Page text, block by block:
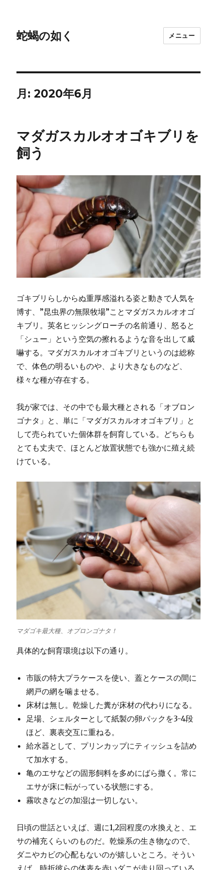
蛇蝎の如く メニュー
月:2020年6月
マダガスカルオオゴキブリを
飼う
ゴキブリらしからぬ重厚感溢れる姿と動きで人気を
博す、”昆虫界の無限牧場”ことマダガスカルオオゴ
キブリ。英名ヒッシングローチの名前通り、怒ると
「シュー」という空気の擦れるような音を出して威
嚇する。マダガスカルオオゴキブリというのは総称
で、体色の明るいものや、より大きなものなど、
様々な種が存在する。
我が家では、その中でも最大種とされる「オブロン
ゴナタ」と、単に「マダガスカルオオゴキブリ」と
して売られていた個体群を飼育している。どちらも
とても丈夫で、ほとんど放置状態でも強かに殖え続
けている。
マダゴキ最大種、オブロンゴナタ！
具体的な飼育環境は以下の通り。
市販の特大プラケースを使い、蓋とケースの間に
網戸の網を噛ませる。
床材は無し。乾燥した糞が床材の代わりになる。
足場、シェルターとして紙製の卵パックを3-4段
ほど、裏表交互に重ねる。
給水器として、プリンカップにティッシュを詰め
て加水する。
亀のエサなどの固形飼料を多めにばら撒く。常に
エサが床に転がっている状態にする。
霧吹きなどの加湿は一切しない。
日頃の世話といえば、週に1,2回程度の水換えと、エ
サの補充くらいのものだ。乾燥系の生き物なので、
ダニやカビの心配もないのが嬉しいところ。そうい